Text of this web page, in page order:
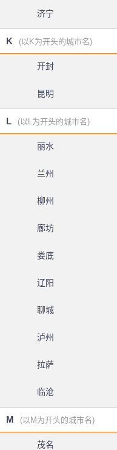
济宁
K (以K为开头的城市名)
开封
昆明
L (以L为开头的城市名)
丽水
兰州
柳州
廊坊
娄底
辽阳
聊城
泸州
拉萨
临沧
M (以M为开头的城市名)
茂名